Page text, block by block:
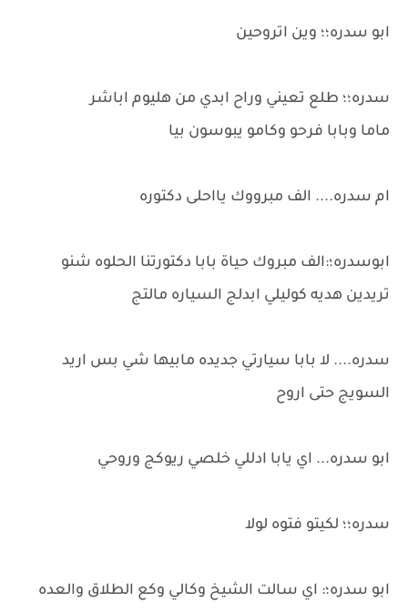
ابو سدره؛؛ وين اتروحين
سدره؛؛ طلع تعيني وراح ابدي من هليوم اباشر
ماما وبابا فرحو وكامو يبوسون بيا
ام سدره.... الف مبرووك يااحلى دكتوره
ابوسدره؛:الف مبروك حياة بابا دكتورتنا الحلوه شنو
تريدين هديه كوليلي ابدلج السياره مالتج
سدره.... لا بابا سيارتي جديده مابيها شي بس اريد
السويج حتى اروح
ابو سدره... اي يابا ادللي خلصي ريوكج وروحي
سدره؛؛ لكيتو فتوه لولا
ابو سدره؛: اي سالت الشيخ وكالي وكع الطلاق والعده